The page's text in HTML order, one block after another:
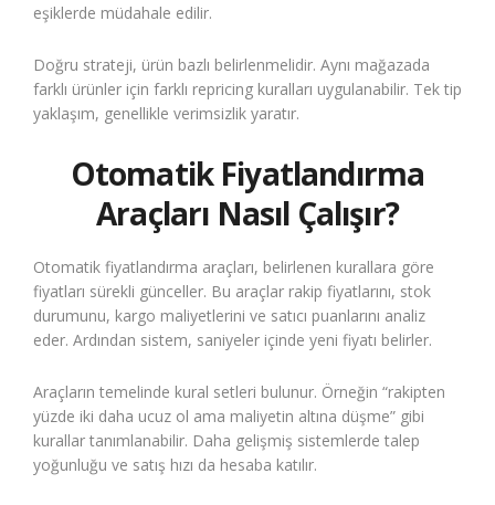
eşiklerde müdahale edilir.
Doğru strateji, ürün bazlı belirlenmelidir. Aynı mağazada
farklı ürünler için farklı repricing kuralları uygulanabilir. Tek tip
yaklaşım, genellikle verimsizlik yaratır.
Otomatik Fiyatlandırma
Araçları Nasıl Çalışır?
Otomatik fiyatlandırma araçları, belirlenen kurallara göre
fiyatları sürekli günceller. Bu araçlar rakip fiyatlarını, stok
durumunu, kargo maliyetlerini ve satıcı puanlarını analiz
eder. Ardından sistem, saniyeler içinde yeni fiyatı belirler.
Araçların temelinde kural setleri bulunur. Örneğin “rakipten
yüzde iki daha ucuz ol ama maliyetin altına düşme” gibi
kurallar tanımlanabilir. Daha gelişmiş sistemlerde talep
yoğunluğu ve satış hızı da hesaba katılır.